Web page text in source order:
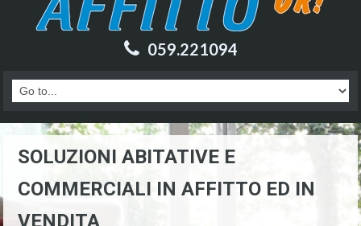
059.221094
SOLUZIONI ABITATIVE E
COMMERCIALI IN AFFITTO ED IN
VENDITA